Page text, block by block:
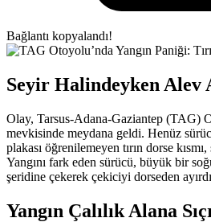
Bağlantı kopyalandı!
Seyir Halindeyken Alev
Olay, Tarsus-Adana-Gaziantep (TAG)
mevkisinde meydana geldi. Henüz
plakası öğrenilemeyen tırın dorse
Yangını fark eden sürücü, büyük bir
şeridine çekerek çekiciyi dorseden
Yangın Çalılık Alana